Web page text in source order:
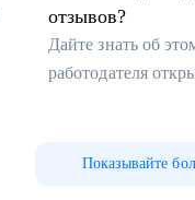
отзывов?
Дайте знать об
работодателя
Показывайте